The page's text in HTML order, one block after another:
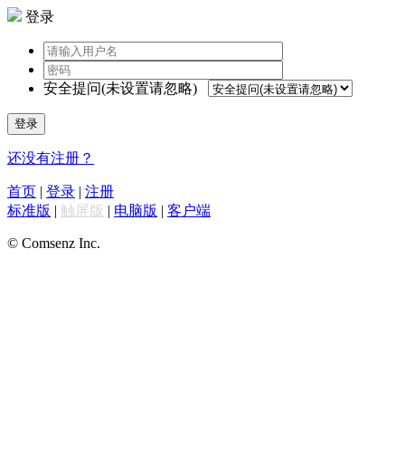
登录
安全提问(未设置请忽略)
登录
还没有注册？
首页 | 登录 | 注册
标准版 | 触屏版 | 电脑版 | 客户端
© Comsenz Inc.